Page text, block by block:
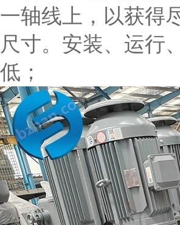
一轴线上，以获得
尺寸。安装、运行
低；